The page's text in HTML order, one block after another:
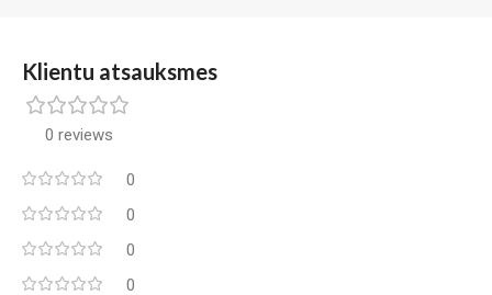
Klientu atsauksmes
0 reviews
0
0
0
0